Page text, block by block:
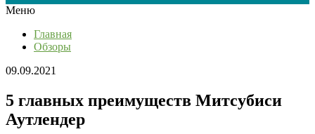
Меню
Главная
Обзоры
09.09.2021
5 главных преимуществ Митсубиси
Аутлендер